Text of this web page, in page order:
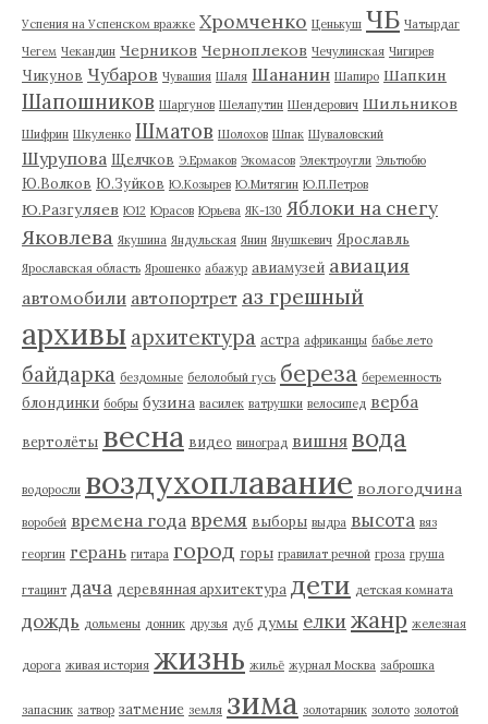
Успения на Успенском вражке Хромченко Ценькуш ЧБ Чатырдаг
Чегем Чекандин Черников Черноплеков Чечулинская Чигирев
Чикунов Чубаров Чувашия Шаля Шананин Шапиро Шапкин
Шапошников Шаргунов Шелапутин Шендерович Шильников
Шифрин Шкуленко Шматов Шолохов Шпак Шуваловский
Шурупова Щелчков Э.Ермаков Экомасов Электроугли Эльтюбю
Ю.Волков Ю.Зуйков Ю.Козырев Ю.Митягин Ю.П.Петров
Ю.Разгуляев Ю12 Юрасов Юрьева ЯК-130 Яблоки на снегу
Яковлева Якушина Яндульская Янин Янушкевич Ярославль
Ярославская область Ярошенко абажур авиамузей авиация
автомобили автопортрет аз грешный
архивы архитектура астра африканцы бабье лето
байдарка бездомные белолобый гусь береза беременность
блондинки бобры бузина василек ватрушки велосипед верба
вертолёты весна видео виноград вишня вода
водоросли воздухоплавание вологодчина
воробей времена года время выборы выдра высота вяз
георгин герань гитара город горы гравилат речной гроза груша
гтацинт дача деревянная архитектура дети детская комната
дождь дольмены донник друзья дуб думы елки жанр железная
дорога живая история жизнь жильё журнал Москва заброшка
запасник затвор затмение земля зима золотарник золото золотой